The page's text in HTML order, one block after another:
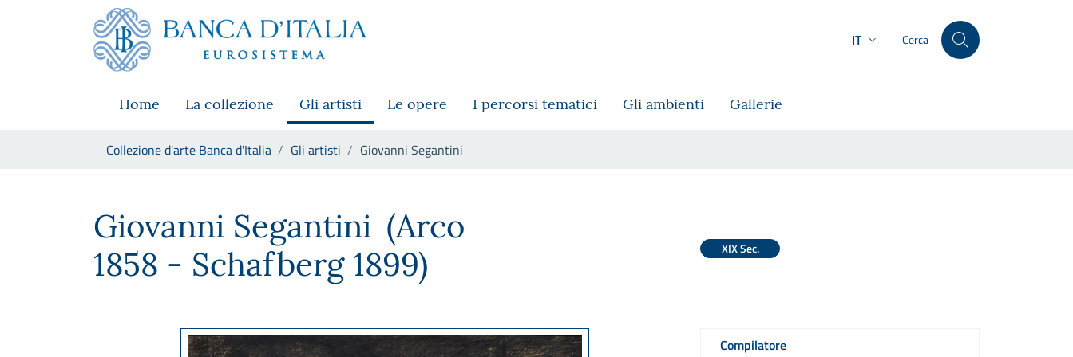
Skip to Main Content
Vai al sito istituzionale
Vai al menu di navigazione
Vai alla ricerca
Vai ai contenuti
IT Cerca
Home La collezione Gli artisti Le opere I percorsi tematici Gli ambienti Gallerie
Collezione d'arte Banca d'Italia Gli artisti Giovanni Segantini
Giovanni Segantini (Arco
1858 - Schafberg 1899)
XIX Sec.
Compilatore